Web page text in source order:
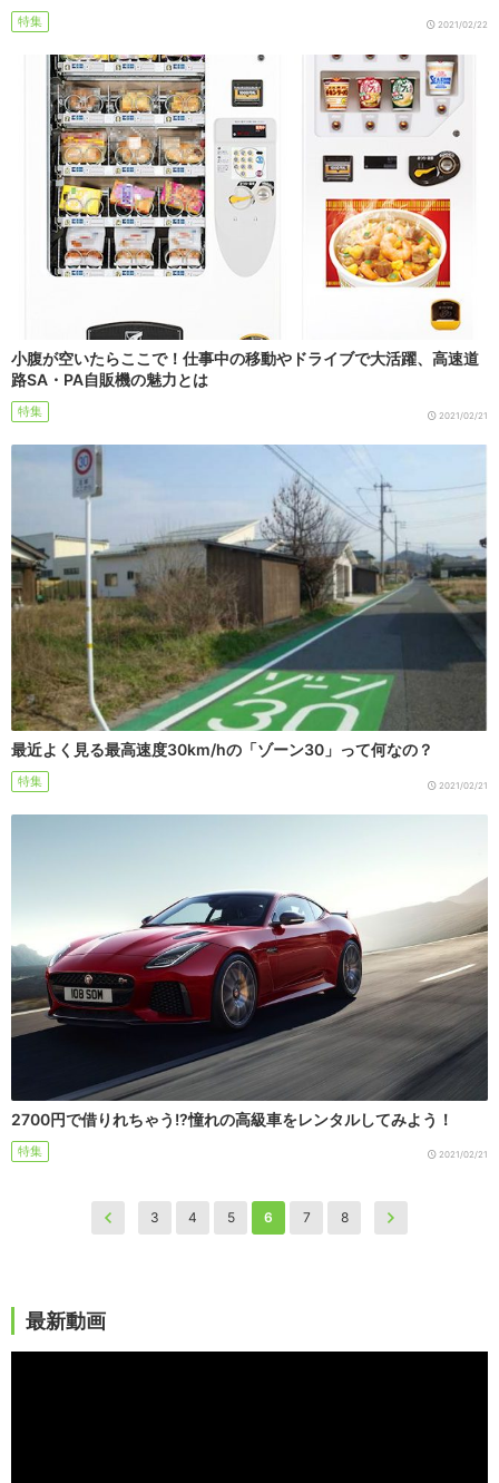
特集 2021/02/22
小腹が空いたらここで！仕事中の移動やドライブで大活躍、高速道
路SA・PA自販機の魅力とは
特集 2021/02/21
最近よく見る最高速度30km/hの「ゾーン30」って何なの？
特集 2021/02/21
2700円で借りれちゃう!?憧れの高級車をレンタルしてみよう！
特集 2021/02/21
3 4 5 6 7 8
最新動画